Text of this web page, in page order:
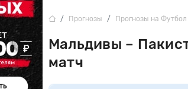
Мальдивы –
матч
Прогнозы Прогнозы на Футбол